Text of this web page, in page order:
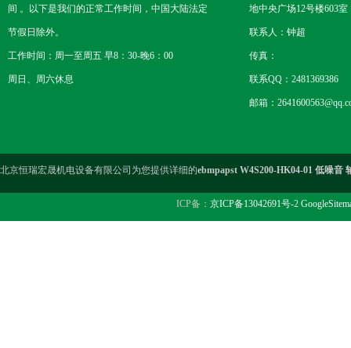
间 。以下是我们的正常工作时间，中国大陆法定
节假日除外。
工作时间：周一至周五 早8：30-晚6：00
周日、周六休息
地中央广场12号楼603室
联系人：钟超
传真：
联系QQ：2481369386
邮箱：
北京恒瑞宏晟机电设备有限公司为您提供详细的ebmpapst W4S200-HK04-01 低噪音
ICP备： 京ICP备13042691号-2